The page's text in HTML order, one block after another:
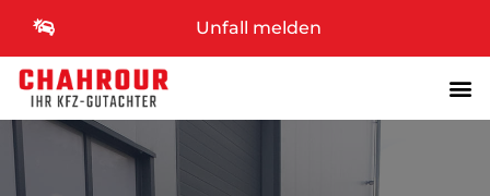
Unfall melden